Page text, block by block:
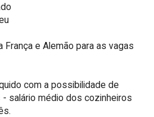
França e Alemão para as vagas
com a possibilidade de
salário médio dos cozinheiros